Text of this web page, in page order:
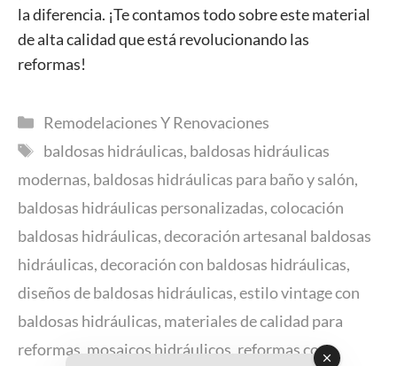
la diferencia. ¡Te contamos todo sobre este material
de alta calidad que está revolucionando las
reformas!
Categorías
Remodelaciones Y Renovaciones
Etiquetas
baldosas hidráulicas, baldosas hidráulicas
modernas, baldosas hidráulicas para baño y salón,
baldosas hidráulicas personalizadas,colocación
baldosas hidráulicas,decoración artesanal baldosas
hidráulicas,decoración con baldosas hidráulicas,
diseños de baldosas hidráulicas,estilo vintage con
baldosas hidráulicas, materiales de calidad para
reformas,mosaicos hidráulicos,reformas con